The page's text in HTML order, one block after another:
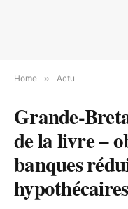
Home » Actu
Grande-
de la livre –
banques
hypothécaires